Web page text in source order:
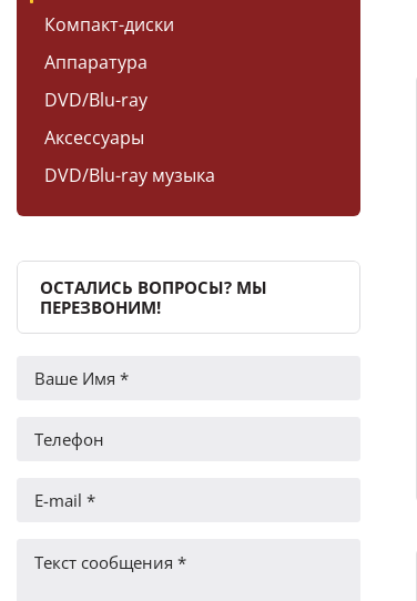
Компакт-диски
Аппаратура
DVD/Blu-ray
Аксессуары
DVD/Blu-ray музыка
ОСТАЛИСЬ ВОПРОСЫ? МЫ
ПЕРЕЗВОНИМ!